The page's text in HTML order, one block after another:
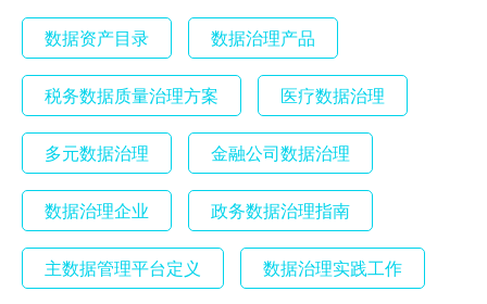
数据资产目录 数据治理产品
税务数据质量治理方案 医疗数据治理
多元数据治理 金融公司数据治理
数据治理企业 政务数据治理指南
主数据管理平台定义 数据治理实践工作